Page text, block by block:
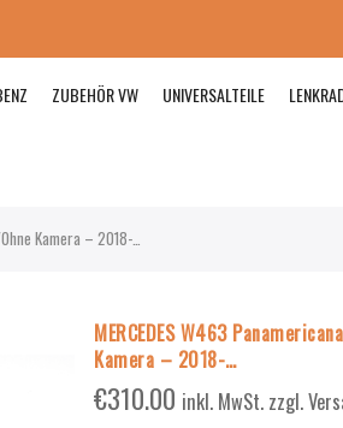
ZUBEHÖR VW UNIVERSALTEILE
Kamera – 2018-…
MERCEDES W463
Kamera – 2018-…
€310.00 inkl. MwSt. zzgl.